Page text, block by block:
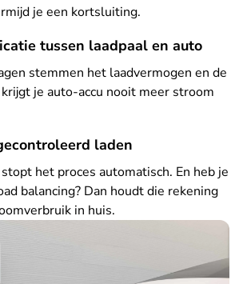
je een kortsluiting.
tussen laadpaal en auto
stemmen het laadvermogen en de
je auto-accu nooit meer stroom
laden
stopt het proces automatisch. En heb je
balancing? Dan houdt die rekening
in huis.